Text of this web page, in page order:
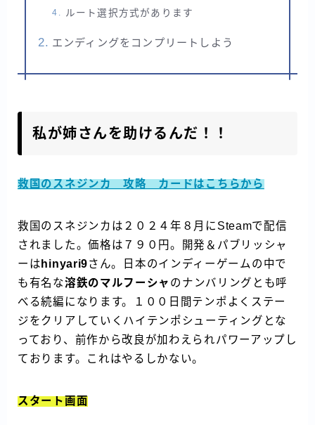
ルート選択方式があります
エンディングをコンプリートしよう
私が姉さんを助けるんだ！！
救国のスネジンカ 攻略 カードはこちらから
救国のスネジンカは２０２４年８月にSteamで配信
されました。価格は７９０円。開発＆パブリッシャ
ーは hinyari9さん。日本のインディーゲームの中で
も有名な溶鉄のマルフーシャ のナンバリングとも呼
べる続編になります。１００日間テンポよくステー
ジをクリアしていくハイテンポシューティングとな
っており、前作から改良が加わえられパワーアップし
ております。これはやるしかない。
スタート画面